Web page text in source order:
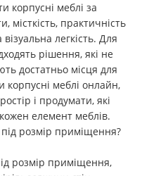
корпусні меблі за
місткість, практичність
легкість. Для
рішення, які не
достатньо місця для
меблі онлайн,
і продумати, які
елемент меблів.
розмір приміщення?
розмір приміщення,